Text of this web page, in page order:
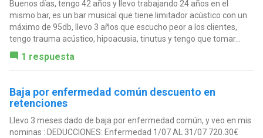
Buenos días, tengo 42 años y llevo trabajando 24 años en el
mismo bar, es un bar musical que tiene limitador acústico con un
máximo de 95db, llevo 3 años que escucho peor a los clientes,
tengo trauma acústico, hipoacusia, tinutus y tengo que tomar...
1 respuesta
Baja por enfermedad común descuento en
retenciones
Llevo 3 meses dado de baja por enfermedad común, y veo en mis
nominas : DEDUCCIONES: Enfermedad 1/07 AL 31/07 720.30€